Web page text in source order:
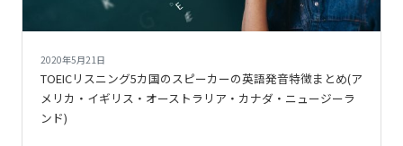
2020年5月21日
TOEICリスニング5カ国のスピーカーの英語発音特徴まとめ(ア
メリカ・イギリス・オーストラリア・カナダ・ニュージーラ
ンド)